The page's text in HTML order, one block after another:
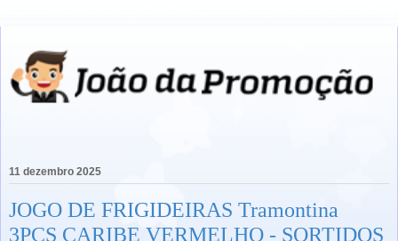
11 dezembro 2025
JOGO DE FRIGIDEIRAS Tramontina
3PCS CARIBE VERMELHO - SORTIDOS